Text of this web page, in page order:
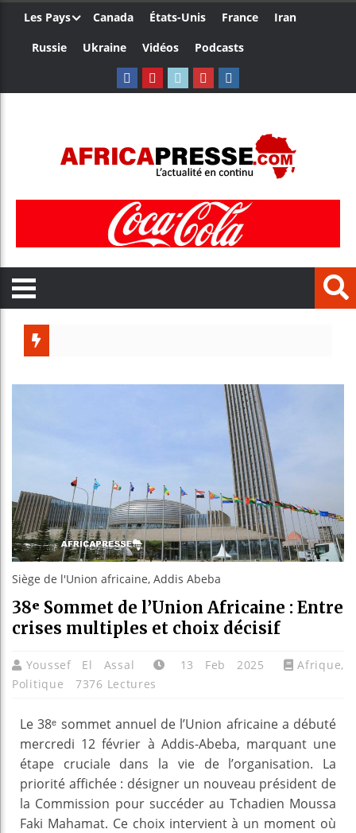
Les Pays Canada États-Unis France
Iran
Russie
Ukraine Vidéos Podcasts
Siège de l'Union africaine, Addis Abeba
38ᵉ Sommet de l’Union Africaine : Entre
crises multiples et choix décisif
Youssef El Assal 13 Feb 2025 Afrique,
Politique
7376 Lectures
Le 38ᵉ sommet annuel de l’Union africaine a débuté
mercredi 12 février à Addis-Abeba, marquant une
étape cruciale dans la vie de l’organisation. La
priorité affichée : désigner un nouveau président de
la Commission pour succéder au Tchadien Moussa
Faki Mahamat. Ce choix intervient à un moment où